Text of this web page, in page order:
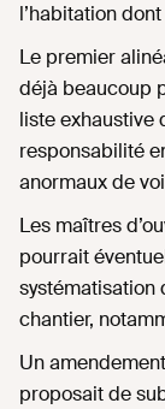
l’habitation
Le premier
déjà beaucoup
liste exhaustive
responsabilité
anormaux de
Les maîtres
pourrait
systématisation
chantier,
Un
proposait de